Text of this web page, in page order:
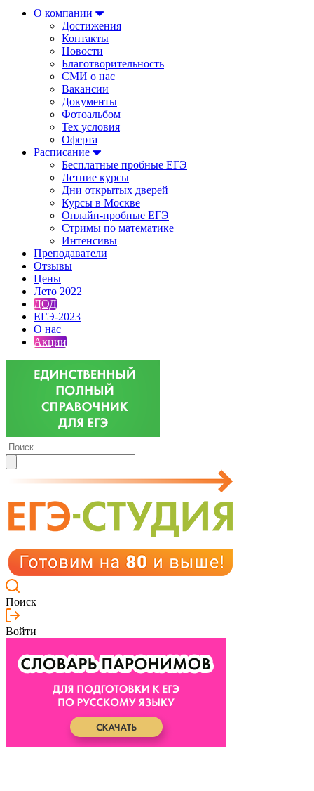
О компании
Достижения
Контакты
Новости
Благотворительность
СМИ о нас
Вакансии
Документы
Фотоальбом
Тех условия
Оферта
Расписание
Бесплатные пробные ЕГЭ
Летние курсы
Дни открытых дверей
Курсы в Москве
Онлайн-пробные ЕГЭ
Стримы по математике
Интенсивы
Преподаватели
Отзывы
Цены
Лето 2022
ДОД
ЕГЭ-2023
О нас
Акции
Поиск
Войти